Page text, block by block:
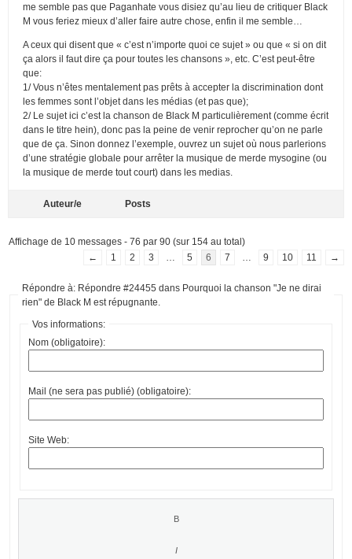
me semble pas que Paganhate vous disiez qu’au lieu de critiquer Black
M vous feriez mieux d’aller faire autre chose, enfin il me semble…
A ceux qui disent que « c’est n’importe quoi ce sujet » ou que « si on dit
ça alors il faut dire ça pour toutes les chansons », etc. C’est peut-être
que:
1/ Vous n’êtes mentalement pas prêts à accepter la discrimination dont
les femmes sont l’objet dans les médias (et pas que);
2/ Le sujet ici c’est la chanson de Black M particulièrement (comme écrit
dans le titre hein), donc pas la peine de venir reprocher qu’on ne parle
que de ça. Sinon donnez l’exemple, ouvrez un sujet où nous parlerions
d’une stratégie globale pour arrêter la musique de merde mysogine (ou
la musique de merde tout court) dans les medias.
Auteur/e Posts
Affichage de 10 messages - 76 par 90 (sur 154 au total)
←
1 2 3 5 6 7 9 10 11 →
Répondre à: Répondre #24455 dans Pourquoi la chanson "Je ne dirai
rien" de Black M est répugnante.
Vos informations:
Nom (obligatoire):
Mail (ne sera pas publié) (obligatoire):
Site Web: